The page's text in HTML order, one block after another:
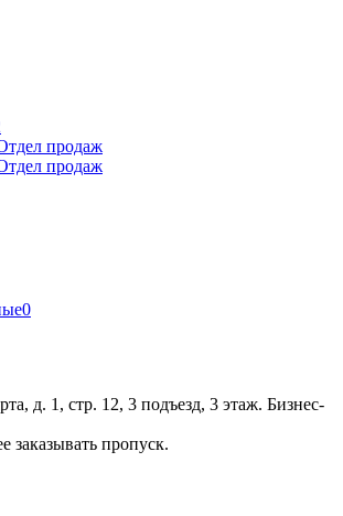
продаж
продаж
0
д. 1, стр. 12, 3 подъезд, 3 этаж. Бизнес-
заказывать пропуск.